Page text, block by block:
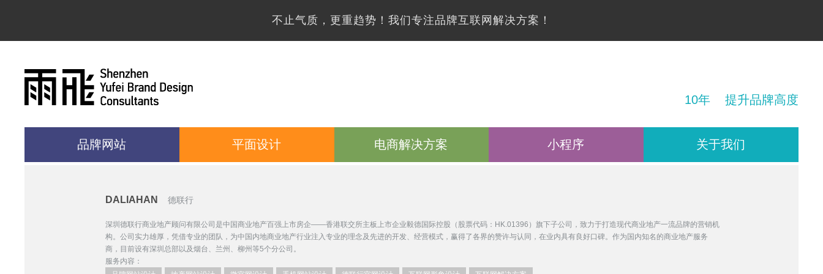
不止气质，更重趋势！我们专注品牌互联网解决方案！
10年 提升品牌高度
品牌网站 平面设计 电商解决方案 小程序 关于我们
DALIAHAN 德联行
深圳德联行商业地产顾问有限公司是中国商业地产百强上市房企——香港联交所主板上市企业毅德国际控股（股票代码：HK.01396）旗下子公司，致力于打造现代商业地产一流品牌的营销机
构。公司实力雄厚，凭借专业的团队，为中国内地商业地产行业注入专业的理念及先进的开发、经营模式，赢得了各界的赞许与认同，在业内具有良好口碑。作为国内知名的商业地产服务
商，目前设有深圳总部以及烟台、兰州、柳州等5个分公司。
服务内容：